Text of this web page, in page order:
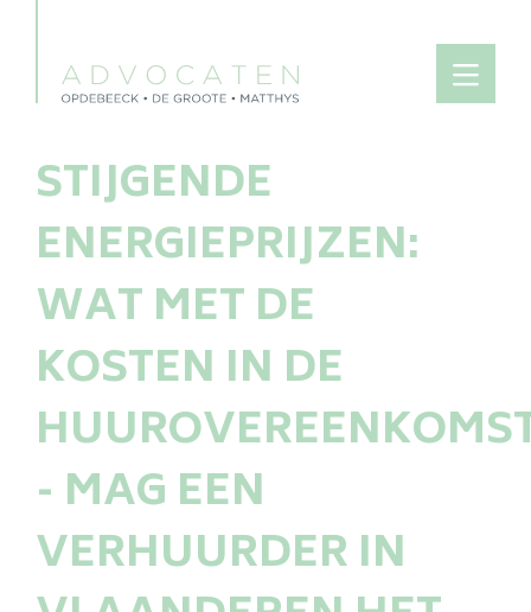
STIJGENDE
ENERGIEPRIJZEN:
WAT MET DE
KOSTEN IN DE
- MAG EEN
VERHUURDER IN